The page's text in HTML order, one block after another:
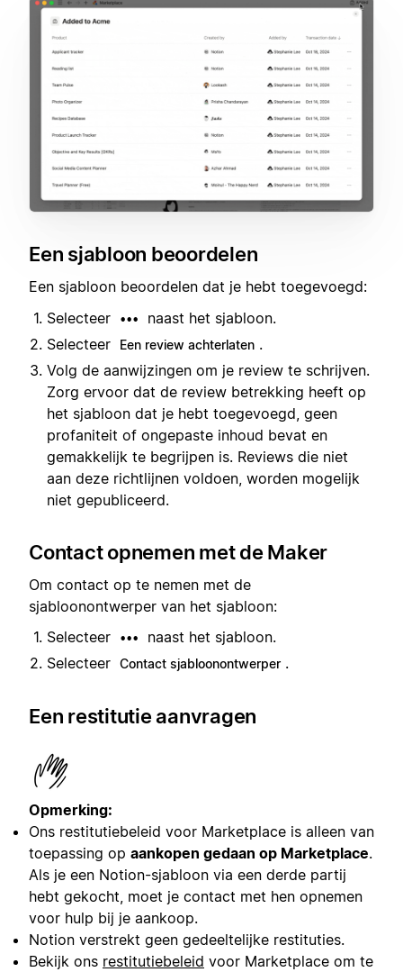
Een sjabloon beoordelen
Een sjabloon beoordelen dat je hebt toegevoegd:
Selecteer
•••
naast het sjabloon.
Selecteer
Een review achterlaten .
Volg de aanwijzingen om je review te schrijven.
Zorg ervoor dat de review betrekking heeft op
het sjabloon dat je hebt toegevoegd, geen
profaniteit of ongepaste inhoud bevat en
gemakkelijk te begrijpen is. Reviews die niet
aan deze richtlijnen voldoen, worden mogelijk
niet gepubliceerd.
Contact opnemen met de Maker
Om contact op te nemen met de
sjabloonontwerper van het sjabloon:
Selecteer
•••
naast het sjabloon.
Selecteer Contact sjabloonontwerper .
Een restitutie aanvragen
Opmerking:
Ons restitutiebeleid voor Marketplace is alleen van
toepassing op aankopen gedaan op Marketplace.
Als je een Notion-sjabloon via een derde partij
hebt gekocht, moet je contact met hen opnemen
voor hulp bij je aankoop.
Notion verstrekt geen gedeeltelijke restituties.
Bekijk ons restitutiebeleid voor Marketplace om te